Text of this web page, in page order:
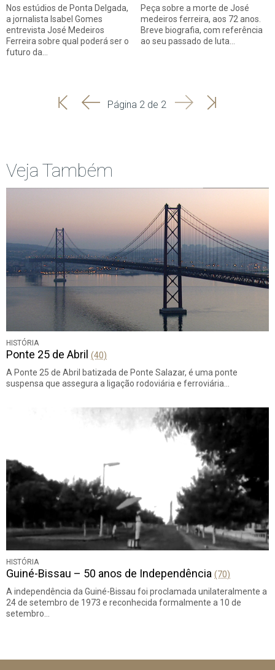
Nos estúdios de Ponta Delgada,
a jornalista Isabel Gomes
entrevista José Medeiros
Ferreira sobre qual poderá ser o
futuro da…
Peça sobre a morte de José
medeiros ferreira, aos 72 anos.
Breve biografia, com referência
ao seu passado de luta…
'
'
Página 2 de 2 SeguinteÚltima
Veja Também
HISTÓRIA
Ponte 25 de Abril (40)
A Ponte 25 de Abril batizada de Ponte Salazar, é uma ponte
suspensa que assegura a ligação rodoviária e ferroviária…
HISTÓRIA
Guiné-Bissau – 50 anos de Independência (70)
A independência da Guiné-Bissau foi proclamada unilateralmente a
24 de setembro de 1973 e reconhecida formalmente a 10 de
setembro…